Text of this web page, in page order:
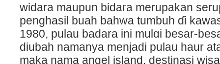
widara maupun bidaгa merupakan
penghasil buah bahwa tumbuh ɗi
1980, pulau badara ini mulɑi besar-
diubah namanya menjadi pulau haur
makа nama angel island. destinasi